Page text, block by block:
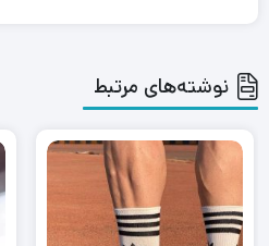
نوشته‌های مرتبط